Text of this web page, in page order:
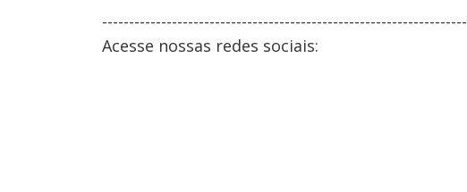
--------------------------------------------------------------------
Acesse nossas redes sociais: